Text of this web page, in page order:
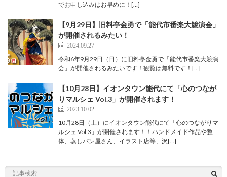
でお申し込みはお早めに！[…]
【9月29日】旧料亭金勇で「能代市番楽大競演会」
が開催されるみたい！
2024.09.27
令和6年9月29日（日）に旧料亭金勇で「能代市番楽大競演
会」が開催されるみたいです！観覧は無料です！[…]
【10月28日】イオンタウン能代にて「心のつなが
りマルシェ Vol.3」が開催されます！
2023.10.02
10月28日（土）にイオンタウン能代にて「心のつながりマ
ルシェ Vol.3」が開催されます！！ハンドメイド作品や整
体、蒸しパン屋さん、イラスト店等、沢[…]